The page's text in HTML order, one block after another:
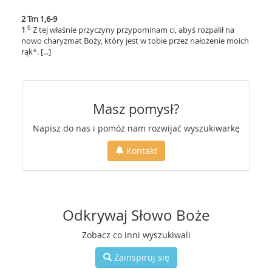
2 Tm 1,6-9
1 6 Z tej właśnie przyczyny przypominam ci, abyś rozpalił na
nowo charyzmat Boży, który jest w tobie przez nałożenie moich
rąk*. [...]
Masz pomysł?
Napisz do nas i pomóż nam rozwijać wyszukiwarkę
Kontakt
Odkrywaj Słowo Boże
Zobacz co inni wyszukiwali
Zainspiruj się